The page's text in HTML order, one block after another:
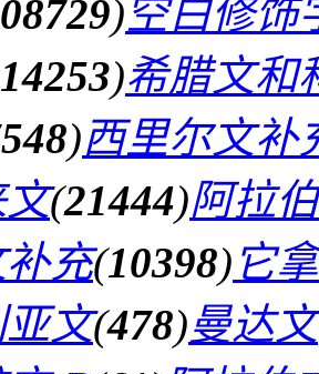
)空白修饰
)希腊文和
)西里尔文补
(21444)阿拉
充(10398) 它
文(478)曼达文